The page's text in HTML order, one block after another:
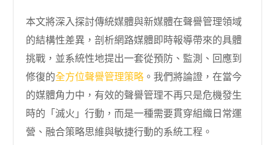
本文將深入探討傳統媒體與新媒體在聲譽管理領域
的結構性差異，剖析網路媒體即時報導帶來的具體
挑戰，並系統性地提出一套從預防、監測、回應到
修復的全方位聲譽管理策略 。我們將論證，在當今
的媒體角力中，有效的聲譽管理不再只是危機發生
時的「滅火」行動，而是一種需要貫穿組織日常運
營、融合策略思維與敏捷行動的系統工程。